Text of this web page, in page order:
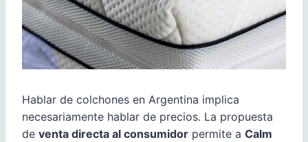
Hablar de colchones en Argentina implica
necesariamente hablar de precios. La propuesta
de venta directa al consumidor permite a Calm